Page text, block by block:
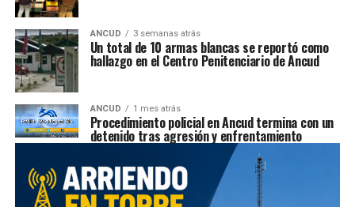
ANCUD 3 semanas atrás
Un total de 10 armas blancas se reportó como
hallazgo en el Centro Penitenciario de Ancud
ANCUD 1 mes atrás
Procedimiento policial en Ancud termina con un
detenido tras agresión y enfrentamiento